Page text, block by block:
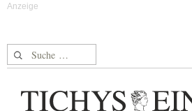
Suche nach: